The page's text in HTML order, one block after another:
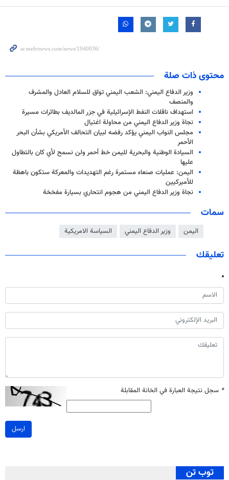
محتوى ذات صلة
وزير الدفاع اليمني: الشعب اليمني تواق للسلام العادل والمشرف
والمنصف
استهداف ناقلات النفط الإسرائيلية في جزر المالديف بطائرات مسيرة
نجاة وزير الدفاع اليمني من محاولة اغتيال
مجلس النواب اليمني يؤكد رفضه لبيان التحالف الأمريكي بشأن البحر
الأحمر
السيادة الوطنية والبحرية لليمن خط أحمر ولن نسمح لأي كان بالتطاول
عليها
اليمن: عمليات صنعاء مستمرة رغم التهديدات والمعركة ستكون باهظة
للأميركيين
نجاة وزير الدفاع اليمني من هجوم انتحاري بسيارة مفخخة
سمات
اليمن وزير الدفاع اليمني السياسة الامريكية
تعليقك
* سجل نتيجة العبارة في الخانة المقابلة
ارسل
توب تن